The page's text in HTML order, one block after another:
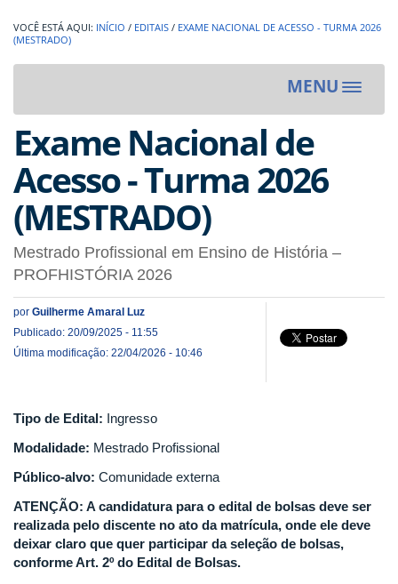
INÍCIO / EDITAIS / EXAME NACIONAL DE ACESSO - TURMA 2026
(MESTRADO)
MENU
Toggle
Exame Nacional de
Acesso - Turma 2026
(MESTRADO)
Mestrado Profissional em Ensino de História –
PROFHISTÓRIA 2026
por Guilherme Amaral Luz
Publicado: 20/09/2025 - 11:55
Última modificação: 22/04/2026 - 10:46
Tipo de Edital: Ingresso
Modalidade: Mestrado Profissional
Público-alvo: Comunidade externa
ATENÇÃO: A candidatura para o edital de bolsas deve ser
realizada pelo discente no ato da matrícula, onde ele deve
deixar claro que quer participar da seleção de bolsas,
conforme Art. 2º do Edital de Bolsas.